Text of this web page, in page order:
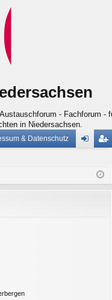
- Fachforum -
in Niedersachsen.
& Datenschutz
ist